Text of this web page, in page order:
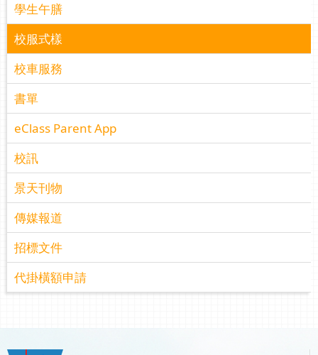
學生午膳
校服式樣
校車服務
書單
eClass Parent App
校訊
景天刊物
傳媒報道
招標文件
代掛橫額申請